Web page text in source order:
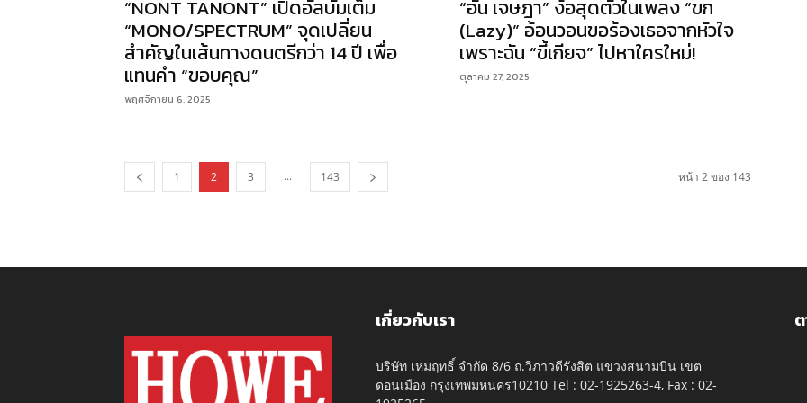
“NONT TANONT” เปิดอัลบั้มเต็ม
“MONO/SPECTRUM” จุดเปลี่ยน
สำคัญในเส้นทางดนตรีกว่า 14 ปี เพื่อ
แทนคำ “ขอบคุณ”
พฤศจิกายน 6, 2025
“อั๋น เจษฎา” ง้อสุดตัวในเพลง “ขก
(Lazy)” อ้อนวอนขอร้องเธอจากหัวใจ
เพราะฉัน “ขี้เกียจ” ไปหาใครใหม่!
ตุลาคม 27, 2025
1 2 3 ... 143 หน้า 2 ของ 143
เกี่ยวกับเรา
บริษัท เหมฤทธิ์ จำกัด 8/6 ถ.วิภาวดีรังสิต แขวงสนามบิน เขต
ดอนเมือง กรุงเทพมหนคร10210 Tel : 02-1925263-4, Fax : 02-